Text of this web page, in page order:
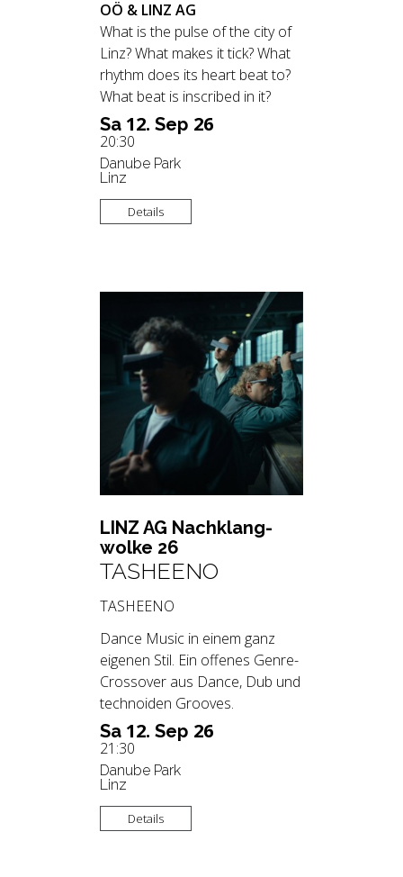
Sa 12. Sep 26
20:30
Danube Park
Linz
OÖ & LINZ AG
What is the pulse of the city of
Linz? What makes it tick? What
rhythm does its heart beat to?
What beat is inscribed in it?
Details
Sa 12. Sep 26
21:30
Danube Park
Linz
LINZ AG Nach­klang­
wol­ke 26
TASHEENO
TASHEENO
Dance Music in einem ganz
eigenen Stil. Ein offenes Genre-
Crossover aus Dance, Dub und
technoiden Grooves.
Details